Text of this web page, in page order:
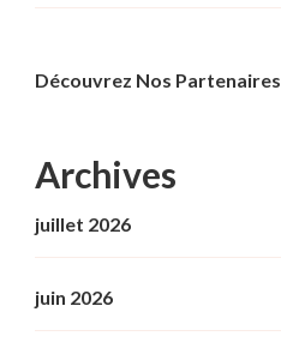
Découvrez Nos Partenaires
Archives
juillet 2026
juin 2026